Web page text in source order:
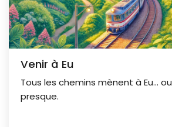
Venir à Eu
Tous les chemins mènent à Eu... ou
presque.